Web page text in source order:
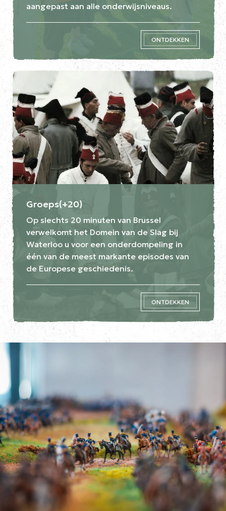
aangepast aan alle onderwijsniveaus.
ONTDEKKEN
Groeps(+20)
Op slechts 20 minuten van Brussel
verwelkomt het Domein van de Slag bij
Waterloo u voor een onderdompeling in
één van de meest markante episodes van
de Europese geschiedenis.
ONTDEKKEN